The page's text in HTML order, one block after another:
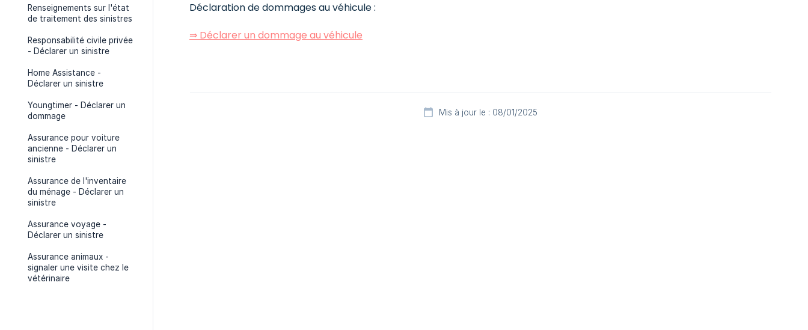
Renseignements sur l'état
de traitement des sinistres
Responsabilité civile privée
- Déclarer un sinistre
Home Assistance -
Déclarer un sinistre
Youngtimer - Déclarer un
dommage
Assurance pour voiture
ancienne - Déclarer un
sinistre
Assurance de l'inventaire
du ménage - Déclarer un
sinistre
Assurance voyage -
Déclarer un sinistre
Assurance animaux -
signaler une visite chez le
vétérinaire
Déclaration de dommages au véhicule :
⇒ Déclarer un dommage au véhicule
Mis à jour le : 08/01/2025